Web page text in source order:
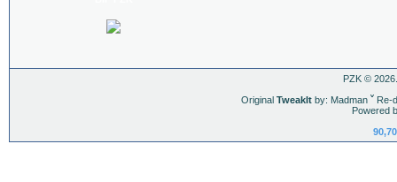
PZK ©
Original TweakItby: Madman ˇRe-
Powered